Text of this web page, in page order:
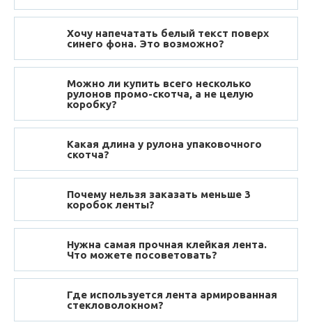
Хочу напечатать белый текст поверх
синего фона. Это возможно?
Можно ли купить всего несколько
рулонов промо-скотча, а не целую
коробку?
Какая длина у рулона упаковочного
скотча?
Почему нельзя заказать меньше 3
коробок ленты?
Нужна самая прочная клейкая лента.
Что можете посоветовать?
Где используется лента армированная
стекловолокном?